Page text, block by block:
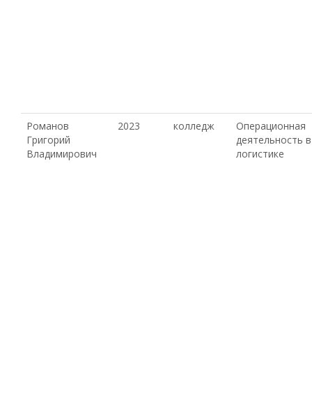
Романов
Григорий
Владимирович
2023 колледж
Операционная
деятельность в
логистике